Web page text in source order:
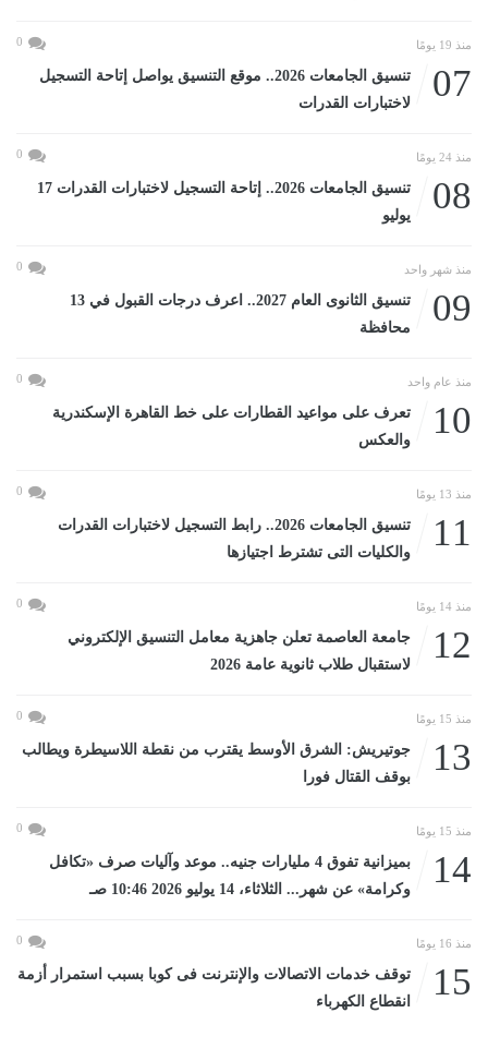
منذ 19 يومًا 0
07
تنسيق الجامعات 2026.. موقع التنسيق يواصل إتاحة التسجيل
لاختبارات القدرات
منذ 24 يومًا 0
08
تنسيق الجامعات 2026.. إتاحة التسجيل لاختبارات القدرات 17
يوليو
منذ شهر واحد 0
09
تنسيق الثانوى العام 2027.. اعرف درجات القبول في 13
محافظة
منذ عام واحد 0
10
تعرف على مواعيد القطارات على خط القاهرة الإسكندرية
والعكس
منذ 13 يومًا 0
11
تنسيق الجامعات 2026.. رابط التسجيل لاختبارات القدرات
والكليات التى تشترط اجتيازها
منذ 14 يومًا 0
12
جامعة العاصمة تعلن جاهزية معامل التنسيق الإلكتروني
لاستقبال طلاب ثانوية عامة 2026
منذ 15 يومًا 0
13
جوتيريش: الشرق الأوسط يقترب من نقطة اللاسيطرة ويطالب
بوقف القتال فورا
منذ 15 يومًا 0
14
بميزانية تفوق 4 مليارات جنيه.. موعد وآليات صرف «تكافل
وكرامة» عن شهر... الثلاثاء، 14 يوليو 2026 10:46 صـ
منذ 16 يومًا 0
15
توقف خدمات الاتصالات والإنترنت فى كوبا بسبب استمرار أزمة
انقطاع الكهرباء